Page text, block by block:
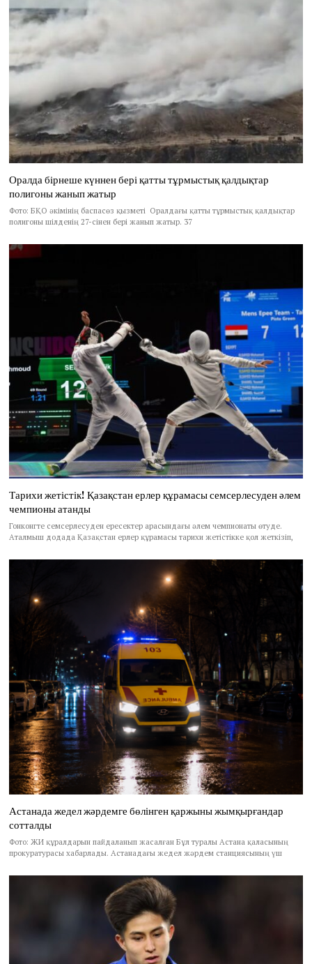
Оралда бірнеше күннен бері қатты тұрмыстық қалдықтар
полигоны жанып жатыр
Фото: БҚО әкімінің баспасөз қызметі Оралдағы қатты тұрмыстық қалдықтар
полигоны шілденің 27-сінен бері жанып жатыр. 37
Тарихи жетістік! Қазақстан ерлер құрамасы семсерлесуден әлем
чемпионы атанды
Гонконгте семсерлесуден ересектер арасындағы әлем чемпионаты өтуде.
Аталмыш додада Қазақстан ерлер құрамасы тарихи жетістікке қол жеткізіп,
Астанада жедел жәрдемге бөлінген қаржыны жымқырғандар
сотталды
Фото: ЖИ құралдарын пайдаланып жасалған Бұл туралы Астана қаласының
прокуратурасы хабарлады. Астанадағы жедел жәрдем станциясының үш